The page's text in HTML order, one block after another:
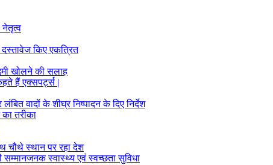
दस्तावेज किए एकत्रित
खोलने की सलाह
हैं एक्सपर्ट्स |
वादों के शीघ्र निष्पादन के दिए निर्देश
तरीका
चौथे स्थान पर रहा देश
स्वास्थ्य एवं स्वच्छता सुविधा